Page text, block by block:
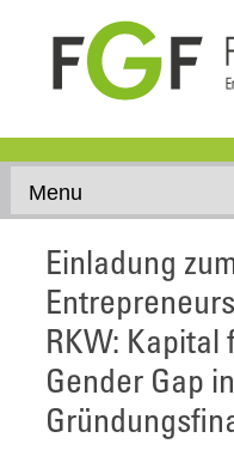
Einladung
RKW: Kapital
Gender Gap